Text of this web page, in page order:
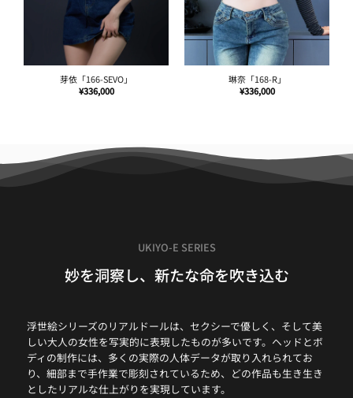
雅拉「171-SEVO」
¥336,000
花琳「164-SEVO」
¥336,000
UKIYO-E SERIES
妙を洞察し、新たな命を吹き込む
浮世絵シリーズのリアルドールは、セクシーで優しく、そして美
しい大人の女性を写実的に表現したものが多いです。ヘッドとボ
ディの制作には、多くの実際の人体データが取り入れられてお
り、細部まで手作業で彫刻されているため、どの作品も生き生き
としたリアルな仕上がりを実現しています。